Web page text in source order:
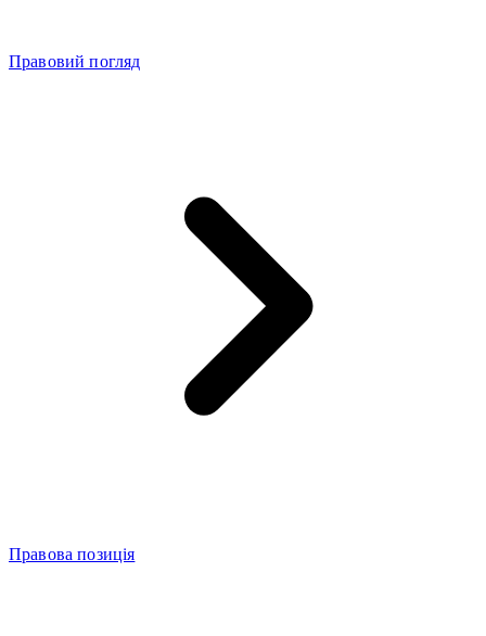
Правовий погляд
Правова позиція